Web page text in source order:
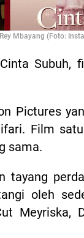
Mbayang (Foto:
Subuh,
Pictures
Film
sama.
tayang
oleh
Meyriska,